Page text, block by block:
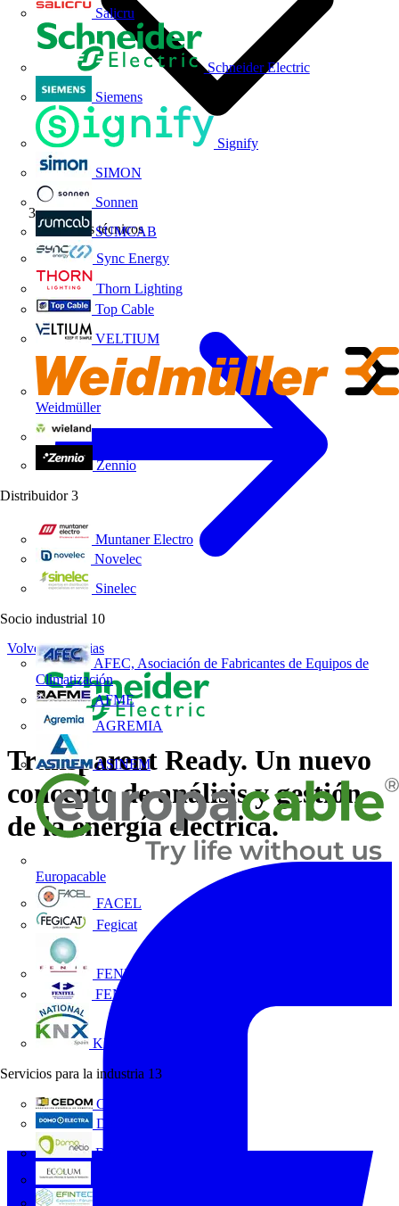
Salicru
Schneider Electric
Siemens
Signify
SIMON
Sonnen
SUMCAB
Sync Energy
Thorn Lighting
Top Cable
VELTIUM
Weidmüller
Zennio
Distribuidor 3
Muntaner Electro
Novelec
Sinelec
Socio industrial 10
AFEC, Asociación de Fabricantes de Equipos de
Climatización
AFME
AGREMIA
ASINEM
Europacable
FACEL
Fegicat
FENIE
FENITEL
KNX España
Servicios para la industria 13
CEDOM
Domo Electra
Domonetio
Artículos técnicos
Volver a Noticias
Transparent Ready. Un nuevo
concepto de análisis y gestión
de la energía eléctrica.